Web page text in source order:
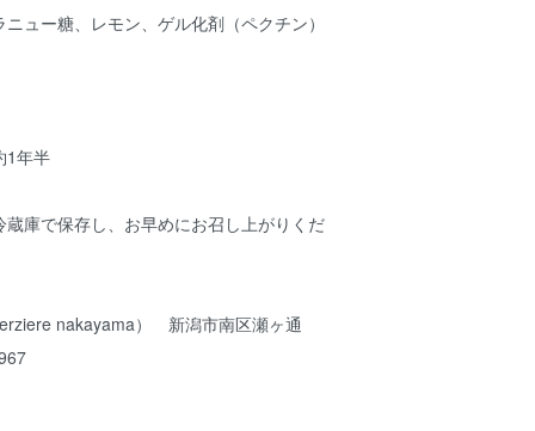
ュー糖、レモン、ゲル化剤（ペクチン）
1年半
庫で保存し、お早めにお召し上がりくだ
nakayama） 新潟市南区瀬ヶ通